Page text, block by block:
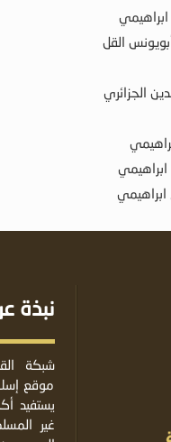
القل
الجزائري
نبذة
شبكة
موقع
يستفيد
غير